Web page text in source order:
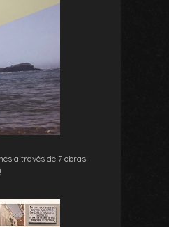
a través de 7 obras